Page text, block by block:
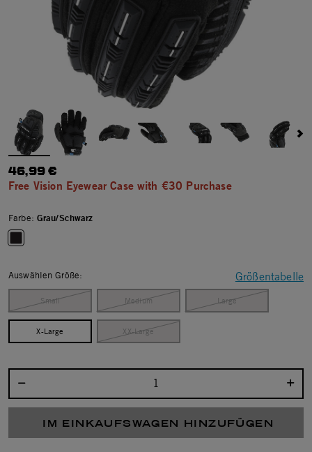
46,99 €
Free Vision Eyewear Case with €30 Purchase
Farbe: Grau/Schwarz
Größentabelle
Auswählen Größe:
Small Medium Large
X-Large XX-Large
IM EINKAUFSWAGEN HINZUFÜGEN